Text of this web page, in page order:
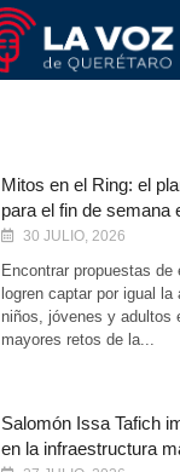
Mitos en el Ring: el
para el fin de semana
30 JULIO, 2026
Encontrar propuestas de
logren captar por igual
niños, jóvenes y adultos
mayores retos de la...
Salomón Issa Tafich
en la infraestructura